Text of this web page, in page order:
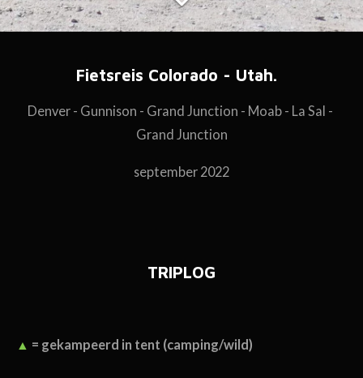
Fietsreis Colorado - Utah.
Denver - Gunnison - Grand Junction - Moab - La Sal -
Grand Junction
september 2022
TRIPLOG
▲ = gekampeerd in tent (camping/wild)